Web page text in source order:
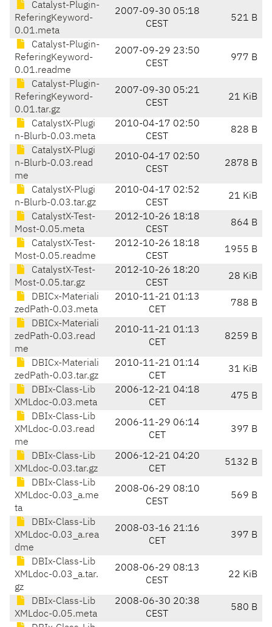
Catalyst-Plugin-
ReferingKeyword-
0.01.meta
2007-09-30 05:18
CEST
521 B
Catalyst-Plugin-
ReferingKeyword-
0.01.readme
2007-09-29 23:50
CEST
977 B
Catalyst-Plugin-
ReferingKeyword-
0.01.tar.gz
2007-09-30 05:21
CEST
21 KiB
CatalystX-Plugi
n-Blurb-0.03.meta
2010-04-17 02:50
CEST
828 B
CatalystX-Plugi
n-Blurb-0.03.read
me
2010-04-17 02:50
CEST
2878 B
CatalystX-Plugi
n-Blurb-0.03.tar.gz
2010-04-17 02:52
CEST
21 KiB
CatalystX-Test-
Most-0.05.meta
2012-10-26 18:18
CEST
864 B
CatalystX-Test-
Most-0.05.readme
2012-10-26 18:18
CEST
1955 B
CatalystX-Test-
Most-0.05.tar.gz
2012-10-26 18:20
CEST
28 KiB
DBICx-Materiali
zedPath-0.03.meta
2010-11-21 01:13
CET
788 B
DBICx-Materiali
zedPath-0.03.read
me
2010-11-21 01:13
CET
8259 B
DBICx-Materiali
zedPath-0.03.tar.gz
2010-11-21 01:14
CET
31 KiB
DBIx-Class-Lib
XMLdoc-0.03.meta
2006-12-21 04:18
CET
475 B
DBIx-Class-Lib
XMLdoc-0.03.read
me
2006-11-29 06:14
CET
397 B
DBIx-Class-Lib
XMLdoc-0.03.tar.gz
2006-12-21 04:20
CET
5132 B
DBIx-Class-Lib
XMLdoc-0.03_a.me
ta
2008-06-29 08:10
CEST
569 B
DBIx-Class-Lib
XMLdoc-0.03_a.rea
dme
2008-03-16 21:16
CET
397 B
DBIx-Class-Lib
XMLdoc-0.03_a.tar.
gz
2008-06-29 08:13
CEST
22 KiB
DBIx-Class-Lib
XMLdoc-0.05.meta
2008-06-30 20:38
CEST
580 B